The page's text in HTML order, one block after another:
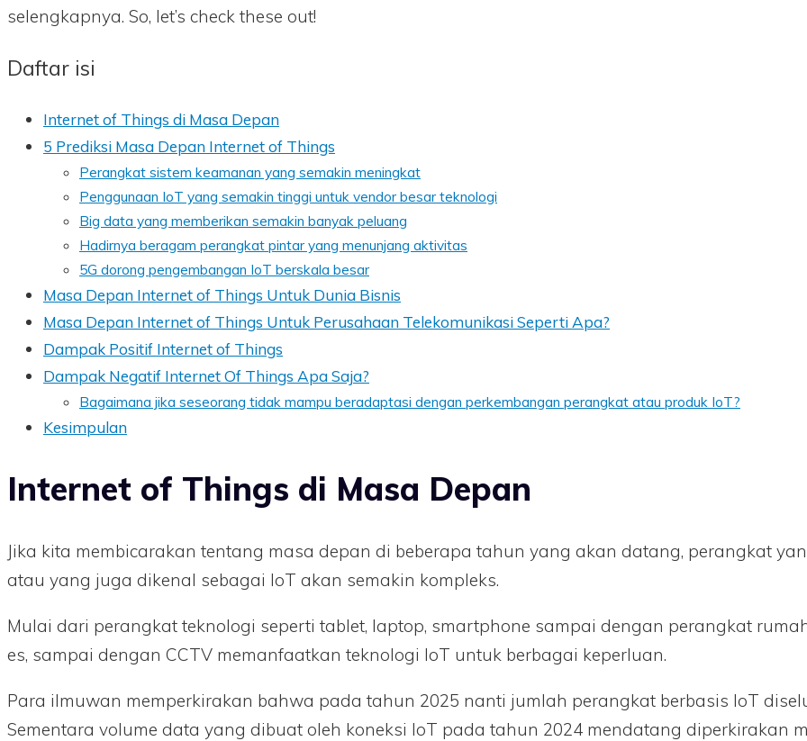
selengkapnya. So, let’s check these out!
Daftar isi
Internet of Things di Masa Depan
5 Prediksi Masa Depan Internet of Things
Perangkat sistem keamanan yang semakin meningkat
Penggunaan IoT yang semakin tinggi untuk vendor besar teknologi
Big data yang memberikan semakin banyak peluang
Hadirnya beragam perangkat pintar yang menunjang aktivitas
5G dorong pengembangan IoT berskala besar
Masa Depan Internet of Things Untuk Dunia Bisnis
Masa Depan Internet of Things Untuk Perusahaan Telekomunikasi Seperti Apa?
Dampak Positif Internet of Things
Dampak Negatif Internet Of Things Apa Saja?
Bagaimana jika seseorang tidak mampu beradaptasi dengan perkembangan perangkat atau produk IoT?
Kesimpulan
Internet of Things di Masa Depan
Jika kita membicarakan tentang masa depan di beberapa tahun yang akan datang, perangkat
atau yang juga dikenal sebagai IoT akan semakin kompleks.
Mulai dari perangkat teknologi seperti tablet, laptop, smartphone sampai dengan perangkat
es, sampai dengan CCTV memanfaatkan teknologi IoT untuk berbagai keperluan.
Para ilmuwan memperkirakan bahwa pada tahun 2025 nanti jumlah perangkat berbasis IoT
Sementara volume data yang dibuat oleh koneksi IoT pada tahun 2024 mendatang diperkirakan